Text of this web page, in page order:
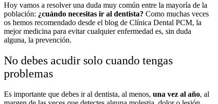
Hoy vamos a resolver una duda muy común entre la mayoría de la
población: ¿cuándo necesitas ir al dentista? Como muchas veces
os hemos recomendado desde el blog de Clínica Dental PCM, la
mejor medicina para evitar cualquier enfermedad es, sin duda
alguna, la prevención.
No debes acudir solo cuando tengas
problemas
Es importante que debes ir al dentista, al menos, una vez al año, al